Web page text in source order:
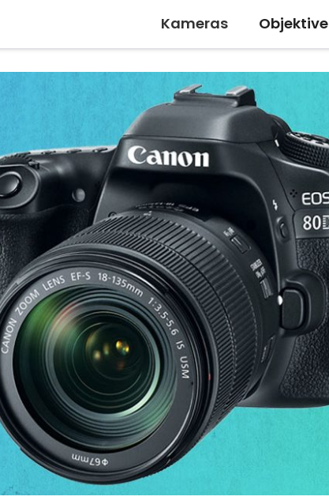
Kameras Objektive